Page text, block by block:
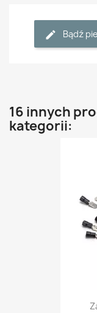
Bądź
16 innych
kategorii: